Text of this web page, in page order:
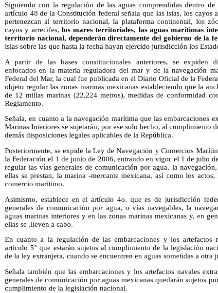
Siguiendo con la regulación de las aguas comprendidas dentro
artículo 48 de la Constitución federal señala que las islas, los cayos
pertenezcan al territorio nacional, la plataforma continental, los
cayos y arrecifes, los mares territoriales, las aguas marítimas
territorio nacional, dependerán directamente del gobierno de la
islas sobre las que hasta la fecha hayan ejercido jurisdicción los
A partir de las bases constitucionales anteriores, se expiden
enfocados en la materia reguladora del mar y de la navegación
Federal del Mar, la cual fue publicada en el Diario Oficial de la
objeto regular las zonas marinas mexicanas estableciendo que la
de 12 millas marinas (22,224 metros), medidas de conformidad
Reglamento.
Señala, en cuanto a la navegación marítima que las embarcaciones
Marinas Interiores se sujetarán, por ese solo hecho, al cumplimiento
demás disposiciones legales aplicables de la República.
Posteriormente, se expide la Ley de Navegación y Comercios
la Federación el 1 de junio de 2006, entrando en vigor el 1 de julio
regular las vías generales de comunicación por agua, la
ellas se prestan, la marina -mercante mexicana, así como los
comercio marítimo.
Asimismo, establece en el artículo 4o. que es de jurisdicción
generales de comunicación por agua, o vías navegables, la
aguas marinas interiores y en las zonas marinas mexicanas y, en
ellas se .lleven a cabo.
En cuanto a la regulación de las embarcaciones y los artefactos
artículo 5° que estarán sujetos al cumplimiento de la legislación
de la ley extranjera, cuando se encuentren en aguas sometidas a otra
Señala también que las embarcaciones y los artefactos navales
generales de comunicación por aguas mexicanas quedarán sujetos
cumplimiento de la legislación nacional.